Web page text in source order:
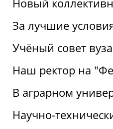
Новый
За лучшие
Учёный совет
Наш ректор на
В аграрном
Научно-